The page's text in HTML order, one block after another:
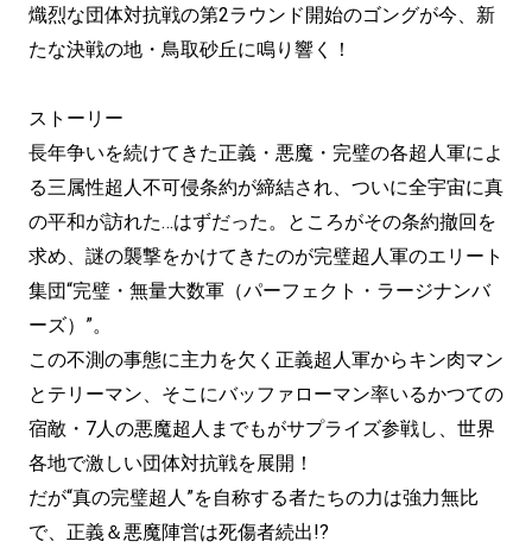
熾烈な団体対抗戦の第2ラウンド開始のゴングが今、新
たな決戦の地・鳥取砂丘に鳴り響く！
ストーリー
長年争いを続けてきた正義・悪魔・完璧の各超人軍によ
る三属性超人不可侵条約が締結され、ついに全宇宙に真
の平和が訪れた…はずだった。ところがその条約撤回を
求め、謎の襲撃をかけてきたのが完璧超人軍のエリート
集団“完璧・無量大数軍（パーフェクト・ラージナンバ
ーズ）”。
この不測の事態に主力を欠く正義超人軍からキン肉マン
とテリーマン、そこにバッファローマン率いるかつての
宿敵・7人の悪魔超人までもがサプライズ参戦し、世界
各地で激しい団体対抗戦を展開！
だが“真の完璧超人”を自称する者たちの力は強力無比
で、正義＆悪魔陣営は死傷者続出!?